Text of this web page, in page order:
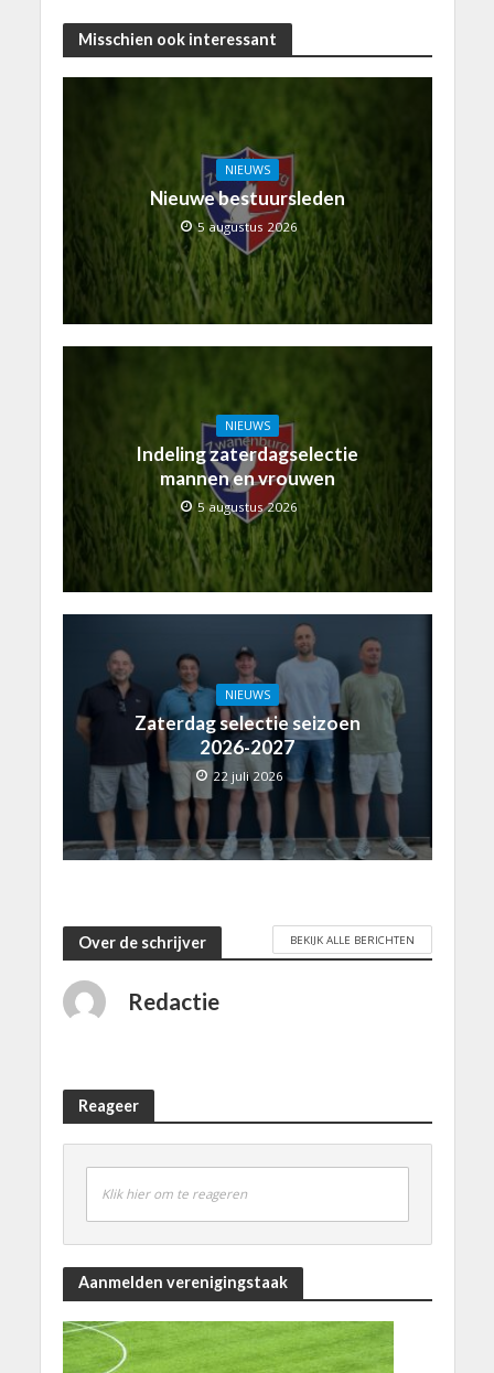
Misschien ook interessant
NIEUWS
Nieuwe bestuursleden
5 augustus 2026
NIEUWS
Indeling zaterdagselectie
mannen en vrouwen
5 augustus 2026
NIEUWS
Zaterdag selectie seizoen
2026-2027
22 juli 2026
Over de schrijver BEKIJK ALLE BERICHTEN
Redactie
Reageer
Klik hier om te reageren
Aanmelden verenigingstaak